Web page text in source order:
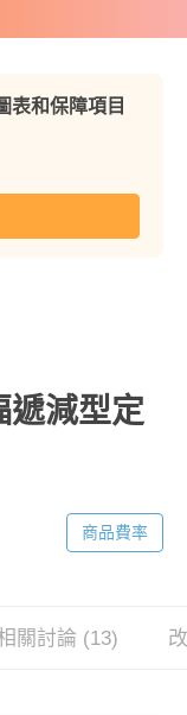
表和保障項目
遞減型定
商品費率
關討論 (13)